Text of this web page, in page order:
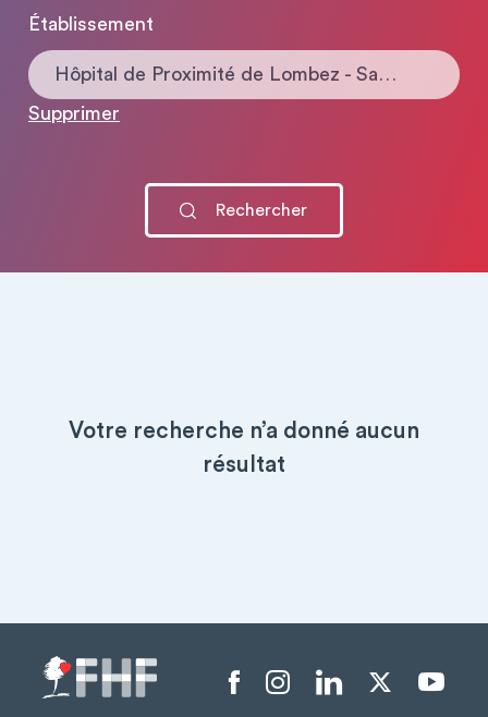
Établissement
Hôpital de Proximité de Lombez - Samatan
Supprimer
Votre recherche n’a donné aucun
résultat
Menu liens sociaux